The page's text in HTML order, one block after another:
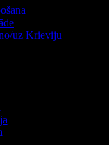
uz Krieviju